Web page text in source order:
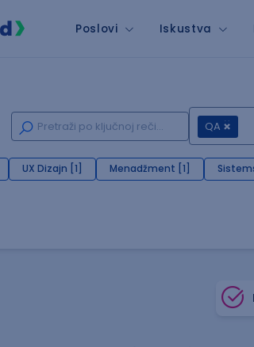
Poslovi Iskustva
QA
UX Dizajn [1] Menadžment [1]